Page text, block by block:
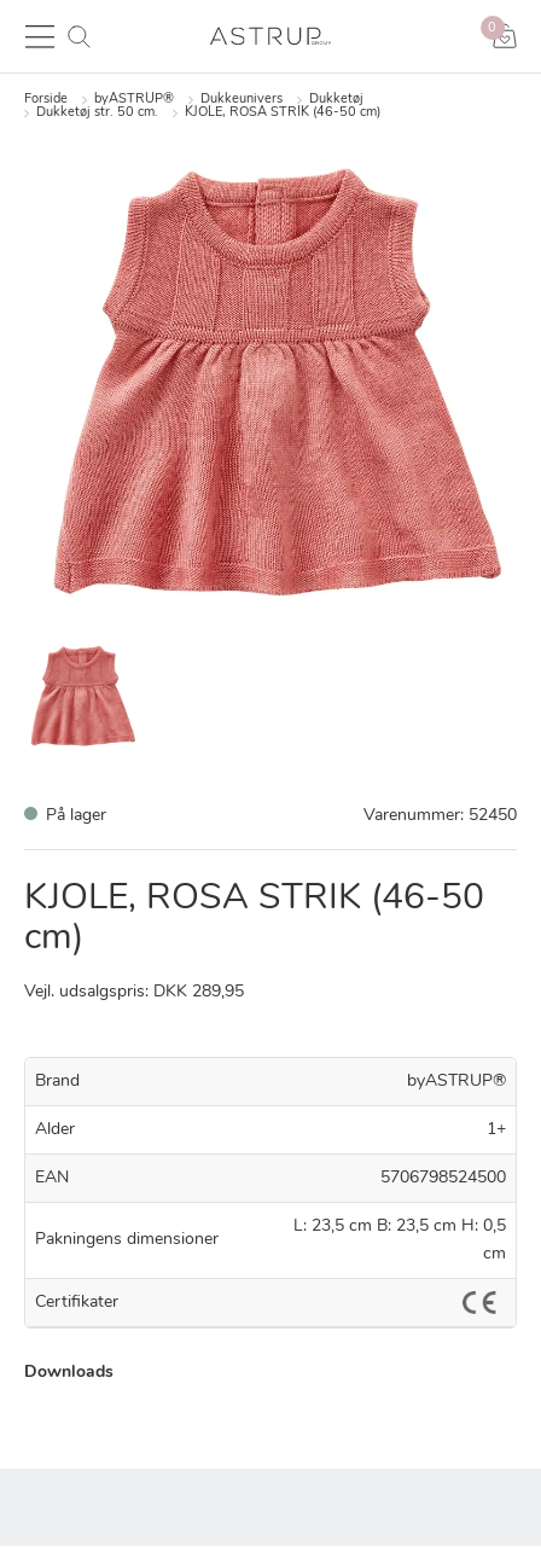
0
Forside byASTRUP® Dukkeunivers
Dukketøj
Dukketøj str. 50 cm.
KJOLE, ROSA STRIK (46-50 cm)
På lager Varenummer: 52450
KJOLE, ROSA STRIK (46-50
cm)
Vejl. udsalgspris: DKK 289,95
Brand byASTRUP®
Alder 1+
EAN 5706798524500
Pakningens dimensioner
L: 23,5 cm B: 23,5 cm H: 0,5
cm
Certifikater
Downloads